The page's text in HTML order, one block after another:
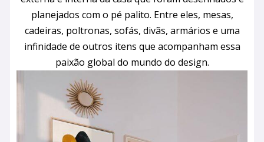
planejados com o pé palito. Entre eles, mesas,
cadeiras, poltronas, sofás, divãs, armários e uma
infinidade de outros itens que acompanham essa
paixão global do mundo do design.